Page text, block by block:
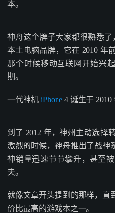
本。
神舟这个牌子大家都很熟悉了
本土电脑品牌，它在 2010 年
那个时候移动互联网开始兴
期。
一代神机 iPhone 4 诞生于
到了 2012 年，神州主动选择
激烈的时候，神舟推出了战神
神销量迅速节节攀升，甚至
夫。
就像文章开头提到的那样，直
价比最高的游戏本之一。